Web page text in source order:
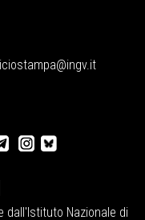
dall'Istituto Nazionale di